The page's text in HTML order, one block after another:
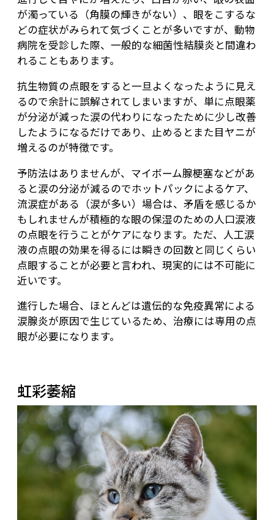
が濁っている（角膜の輝きがない）、眼をこするな
どの症状がみられて気づくことが多いですが、動物
病院を受診した際、一般的な細菌性結膜炎と間違わ
れることもあります。
抗生物質の点眼をすると一旦よくなったように見え
るので余計に誤解されてしまいますが、単に点眼薬
が分泌が減った涙の代わりになったために少し改善
したようになるだけであり、止めるとまた目ヤニが
増えるのが特徴です。
予防法はありませんが、マイボーム腺梗塞などがあ
ると涙の分泌が減るのでホットパックによるケア、
流涙症がある（涙が多い）場合は、矛盾を感じるか
もしれませんが積極的な眼の保湿のための人口涙液
の点眼を行うことがケアになります。ただ、人工涙
液の点眼の効果を得るには瞬きの回数と同じくらい
点眼することが必要と言われ、現実的には不可能に
近いです。
進行した場合、ほとんどは遺伝的な免疫異常による
涙腺炎が原因で生じているため、治療には専用の点
眼が必要になります。
虹彩萎縮